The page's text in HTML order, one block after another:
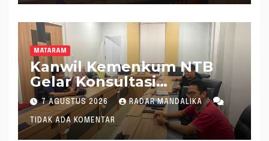
MATARAM
Kanwil Kemenkum NTB
Gelar Konsultasi
Penghitungan Kebutuhan
Formasi JF Perancang
Peraturan Perundang-
7 AGUSTUS 2026 RADAR MANDALIKA
TIDAK ADA KOMENTAR